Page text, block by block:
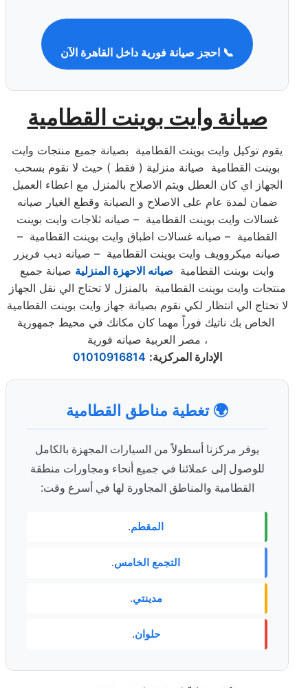
📞 احجز صيانة فورية داخل القاهرة الآن
صيانة وايت بوينت القطامية
يقوم توكيل وايت بوينت القطامية بصيانة جميع منتجات وايت
بوينت القطامية صيانة منزلية ( فقط ) حيث لا نقوم بسحب
الجهاز اي كان العطل ويتم الاصلاح بالمنزل مع اعطاء العميل
ضمان لمدة عام على الاصلاح و الصيانة وقطع الغيار صيانه
غسالات وايت بوينت القطامية – صيانه ثلاجات وايت بوينت
القطامية – صيانه غسالات اطباق وايت بوينت القطامية –
صيانه ميكروويف وايت بوينت القطامية – صيانه ديب فريزر
وايت بوينت القطامية صيانه الاحهزة المنزلية صيانة جميع
منتجات وايت بوينت القطامية بالمنزل لا تحتاج الي نقل الجهاز
لا تحتاج الي انتظار لكي نقوم بصيانة جهاز وايت بوينت القطامية
الخاص بك ناتيك فوراً مهما كان مكانك في محيط جمهورية
مصر العربية صيانه فورية ،
الإدارة المركزية:
01010916814
🌍 تغطية مناطق القطامية
يوفر مركزنا أسطولاً من السيارات المجهزة بالكامل
للوصول إلى عملائنا في جميع أنحاء ومجاورات منطقة
القطامية والمناطق المجاورة لها في أسرع وقت:
المقطم.
التجمع الخامس.
مدينتي.
حلوان.